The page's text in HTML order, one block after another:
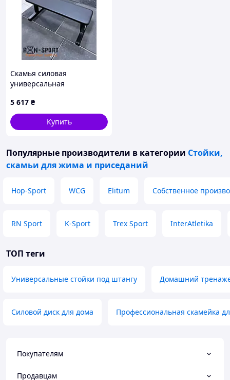
Скамья силовая
универсальная
до 500 кг
5 617 ₴
Купить
Популярные производители в категории Стойки,
скамьи для жима и приседаний
Hop-Sport WCG Elitum Собственное
RN Sport K-Sport Trex Sport InterAtletika
ТОП теги
Универсальные стойки под штангу Домашний
Силовой диск для дома Профессиональная скамейка
Покупателям
Продавцам